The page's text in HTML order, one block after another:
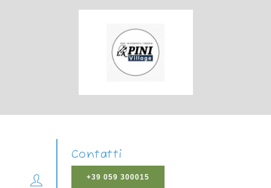
Contatti
+39 059 300015